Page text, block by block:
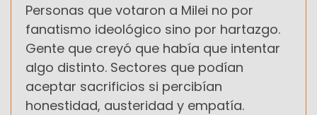
Personas que votaron a Milei no por
fanatismo ideológico sino por hartazgo.
Gente que creyó que había que intentar
algo distinto. Sectores que podían
aceptar sacrificios si percibían
honestidad, austeridad y empatía.